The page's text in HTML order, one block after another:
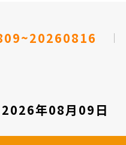
2026年08月09日